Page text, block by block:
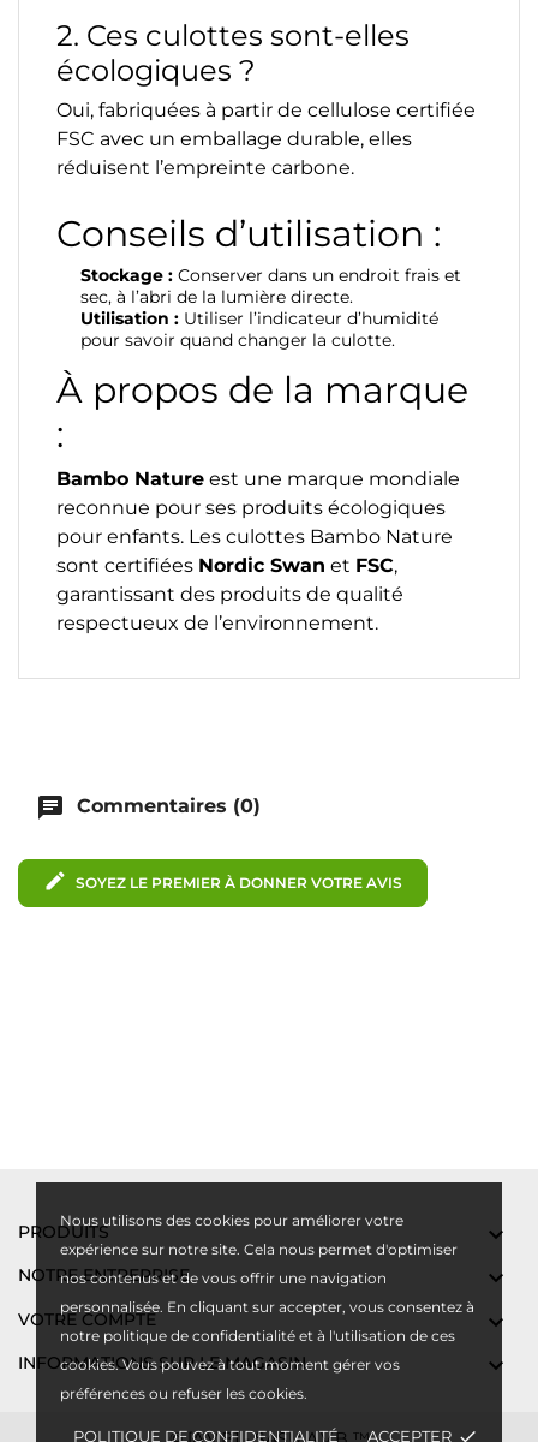
Nous utilisons des cookies pour améliorer votre
expérience sur notre site. Cela nous permet d'optimiser
nos contenus et de vous offrir une navigation
personnalisée. En cliquant sur accepter, vous consentez à
notre politique de confidentialité et à l'utilisation de ces
cookies. Vous pouvez à tout moment gérer vos
préférences ou refuser les cookies.
POLITIQUE DE CONFIDENTIALITÉ ACCEPTER done
2. Ces culottes sont-elles
écologiques ?
Oui, fabriquées à partir de cellulose certifiée
FSC avec un emballage durable, elles
réduisent l’empreinte carbone.
Conseils d’utilisation :
Stockage : Conserver dans un endroit frais et
sec, à l’abri de la lumière directe.
Utilisation : Utiliser l’indicateur d’humidité
pour savoir quand changer la culotte.
À propos de la marque
:
Bambo Nature est une marque mondiale
reconnue pour ses produits écologiques
pour enfants. Les culottes Bambo Nature
sont certifiées Nordic Swan et FSC,
garantissant des produits de qualité
respectueux de l’environnement.
chat Commentaires (0)
edit SOYEZ LE PREMIER À DONNER VOTRE AVIS
PRODUITS 
NOTRE ENTREPRISE 
VOTRE COMPTE 
INFORMATIONS SUR LE MAGASIN 